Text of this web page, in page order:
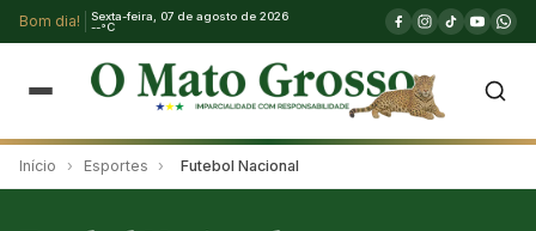
Bom dia!
Sexta-feira, 07 de agosto de 2026
--°C
Início › Esportes › Futebol Nacional